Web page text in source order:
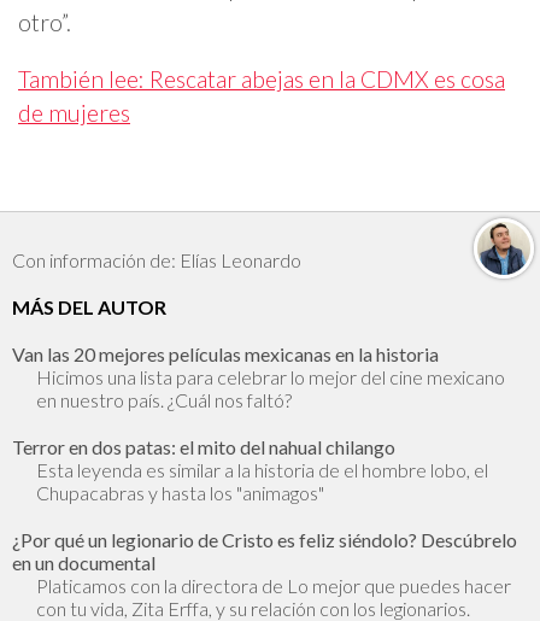
otro”.
También lee: Rescatar abejas en la CDMX es cosa
de mujeres
Con información de: Elías Leonardo
MÁS DEL AUTOR
Van las 20 mejores películas mexicanas en la historia
Hicimos una lista para celebrar lo mejor del cine mexicano
en nuestro país. ¿Cuál nos faltó?
Terror en dos patas: el mito del nahual chilango
Esta leyenda es similar a la historia de el hombre lobo, el
Chupacabras y hasta los "animagos"
¿Por qué un legionario de Cristo es feliz siéndolo? Descúbrelo
en un documental
Platicamos con la directora de Lo mejor que puedes hacer
con tu vida, Zita Erffa, y su relación con los legionarios.